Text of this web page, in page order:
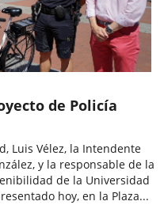
de Policía
Luis Vélez, la Intendente
y la responsable de la
de la Universidad
hoy, en la Plaza...